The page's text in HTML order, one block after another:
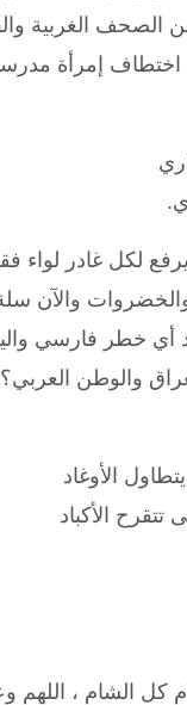
الغربية
، اختطاف إمرأة
لكل غادر لواء
والآن
أي خطر فارسي
والوطن العربي؟
الأوغاد
الأكباد
كل الشام ، اللهم